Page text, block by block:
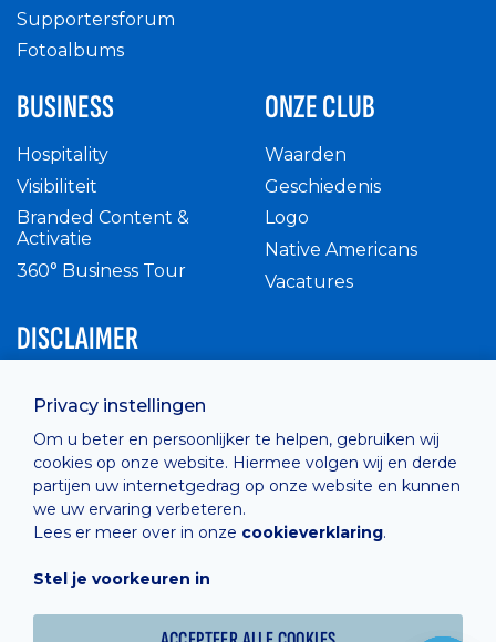
Privacy instellingen
Om u beter en persoonlijker te helpen, gebruiken wij
cookies op onze website. Hiermee volgen wij en derde
partijen uw internetgedrag op onze website en kunnen
we uw ervaring verbeteren.
Lees er meer over in onze cookieverklaring.
Stel je voorkeuren in
Supportersforum
Fotoalbums
BUSINESS
Hospitality
Visibiliteit
Branded Content &
Activatie
360° Business Tour
ONZE CLUB
Waarden
Geschiedenis
Logo
Native Americans
Vacatures
DISCLAIMER
Privacy Policy
Cashless
verkoopsvoorwaarden
Cookie Policy
Hosted by Combell